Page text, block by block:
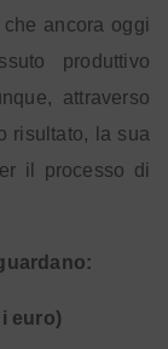
ancora oggi
produttivo
attraverso
risultato, la sua
il processo di
euro)